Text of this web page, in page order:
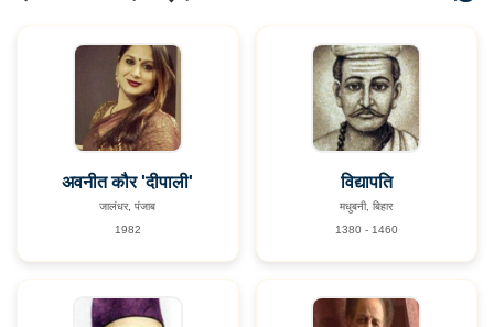
अवनीत कौर 'दीपाली'
जालंधर, पंजाब
1982
विद्यापति
मधुबनी, बिहार
1380 - 1460